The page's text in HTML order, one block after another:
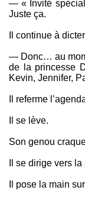
— « Invité spécial
Juste ça.
Il continue à
— Donc… au
de la princesse
Kevin, Jennifer,
Il referme
Il se lève.
Son genou
Il se dirige vers la
Il pose la main